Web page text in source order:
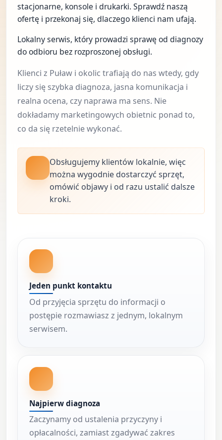
stacjonarne, konsole i drukarki. Sprawdź naszą
ofertę i przekonaj się, dlaczego klienci nam ufają.
Lokalny serwis, który prowadzi sprawę od diagnozy
do odbioru bez rozproszonej obsługi.
Klienci z Puław i okolic trafiają do nas wtedy, gdy
liczy się szybka diagnoza, jasna komunikacja i
realna ocena, czy naprawa ma sens. Nie
dokładamy marketingowych obietnic ponad to,
co da się rzetelnie wykonać.
Obsługujemy klientów lokalnie, więc
można wygodnie dostarczyć sprzęt,
omówić objawy i od razu ustalić dalsze
kroki.
Jeden punkt kontaktu
Od przyjęcia sprzętu do informacji o
postępie rozmawiasz z jednym, lokalnym
serwisem.
Najpierw diagnoza
Zaczynamy od ustalenia przyczyny i
opłacalności, zamiast zgadywać zakres